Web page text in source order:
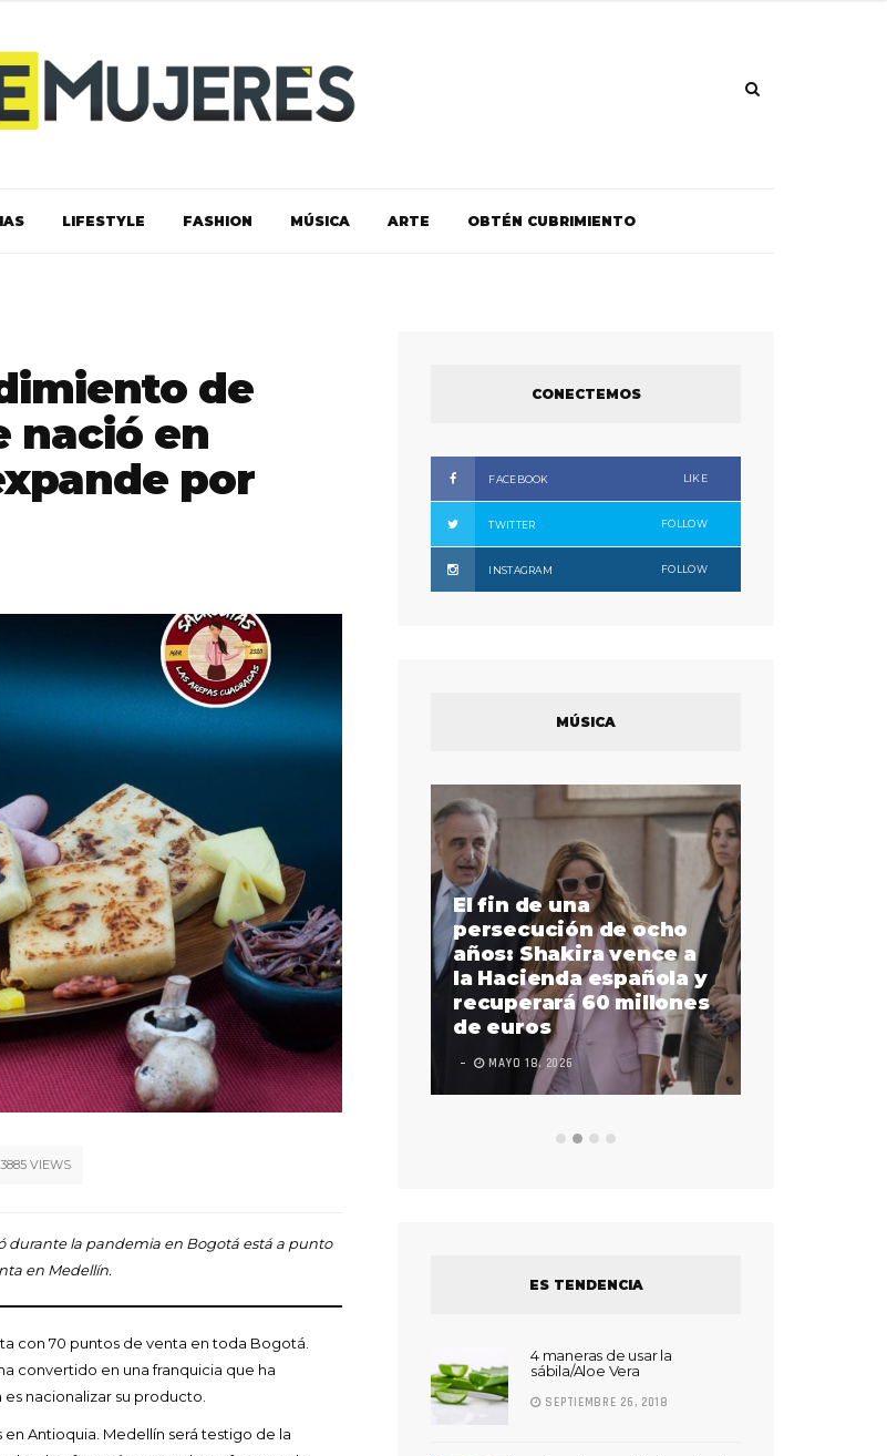
LIFESTYLE FASHION MÚSICA ARTE OBTÉN CUBRIMIENTO
de
nació en
por
3885 VIEWS
durante la pandemia en Bogotá está a punto
en Medellín.
con 70 puntos de venta en toda Bogotá.
convertido en una franquicia que ha
nacionalizar su producto.
en Antioquia. Medellín será testigo de la
CONECTEMOS
FACEBOOK LIKE
TWITTER FOLLOW
INSTAGRAM FOLLOW
MÚSICA
Totó la Momposina: el
adiós a la gran
cantadora que llevó las
raíces colombianas al
mundo a través de su
música
MAYO 21, 2026
El fin de una
persecución de ocho
años: Shakira vence a
la Hacienda española y
recuperará 60 millones
MAYO 18, 2026
La intérprete de
lenguaje de señas
Justina Miles es la
primera
sorda en actuar en
Súper Bowl
LEAVE A COMMENT
ES TENDENCIA
4 maneras de usar la
sábila/Aloe Vera
SEPTIEMBRE 26, 2018